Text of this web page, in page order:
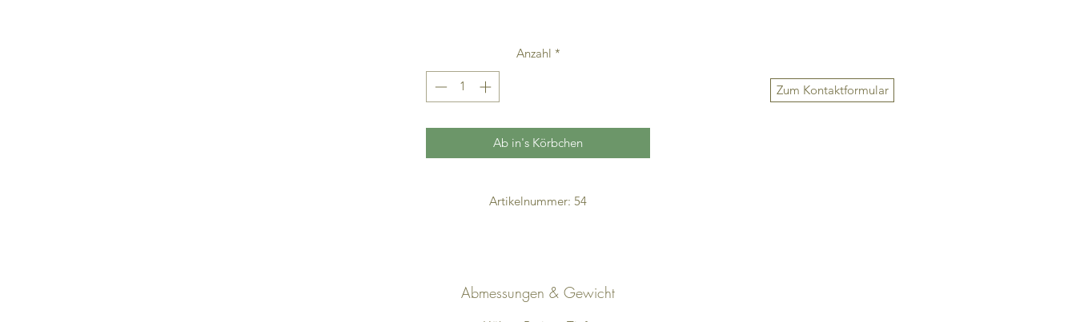
Zum Kontaktformular
Anzahl *
Ab in's Körbchen
Artikelnummer: 54
Abmessungen & Gewicht